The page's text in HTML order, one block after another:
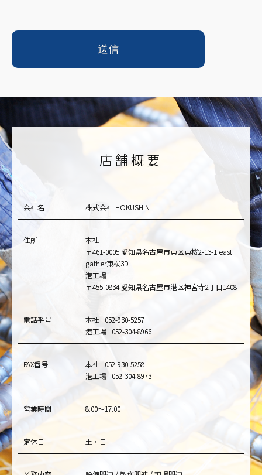
店舗概要
会社名 株式会社 HOKUSHIN
住所
本社
〒461-0005 愛知県名古屋市東区東桜2-13-1 east
gather東桜3D
港工場
〒455-0834 愛知県名古屋市港区神宮寺2丁目1408
電話番号
本社 : 052-930-5257
港工場 : 052-304-8966
FAX番号
本社 : 052-930-5258
港工場 : 052-304-8973
営業時間 8:00～17:00
定休日 土・日